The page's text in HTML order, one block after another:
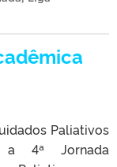
Paliativos
a 4ª Jornada